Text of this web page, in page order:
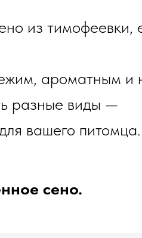
из тимофеевки,
ароматным и
разные виды —
вашего
сено.